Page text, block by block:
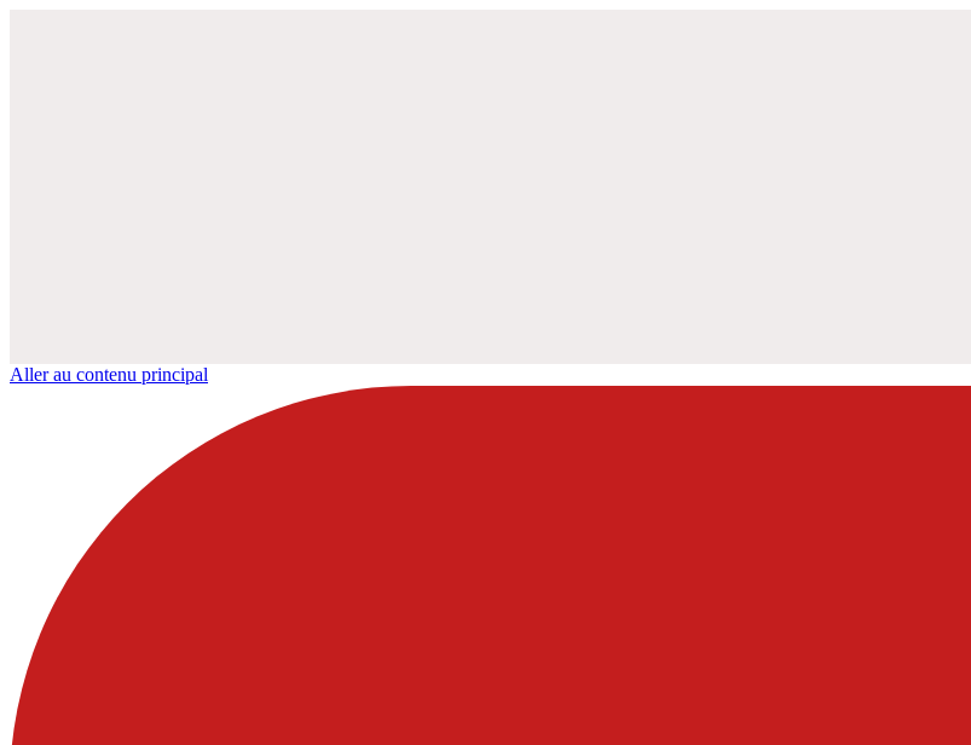
Aller au contenu principal